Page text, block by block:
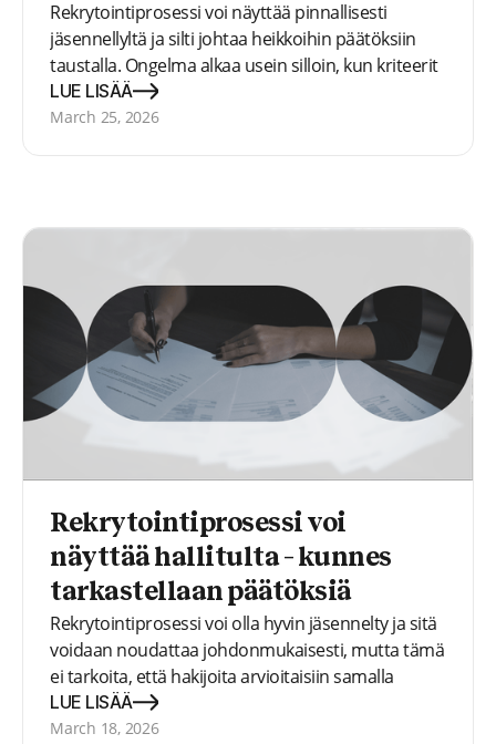
Rekrytointiprosessi voi näyttää pinnallisesti
jäsennellyltä ja silti johtaa heikkoihin päätöksiin
taustalla. Ongelma alkaa usein silloin, kun kriteerit
eivät kulje johdonmukaisesti mukana koko
prosessin läpi.
LUE LISÄÄ
March 25, 2026
Rekrytointiprosessi voi
näyttää hallitulta – kunnes
tarkastellaan päätöksiä
Rekrytointiprosessi voi olla hyvin jäsennelty ja sitä
voidaan noudattaa johdonmukaisesti, mutta tämä
ei tarkoita, että hakijoita arvioitaisiin samalla
tavalla. Tässä artikkelissa tarkastelemme, missä
vaihtelua esiintyy ja miksi päätösten
LUE LISÄÄ
March 18, 2026